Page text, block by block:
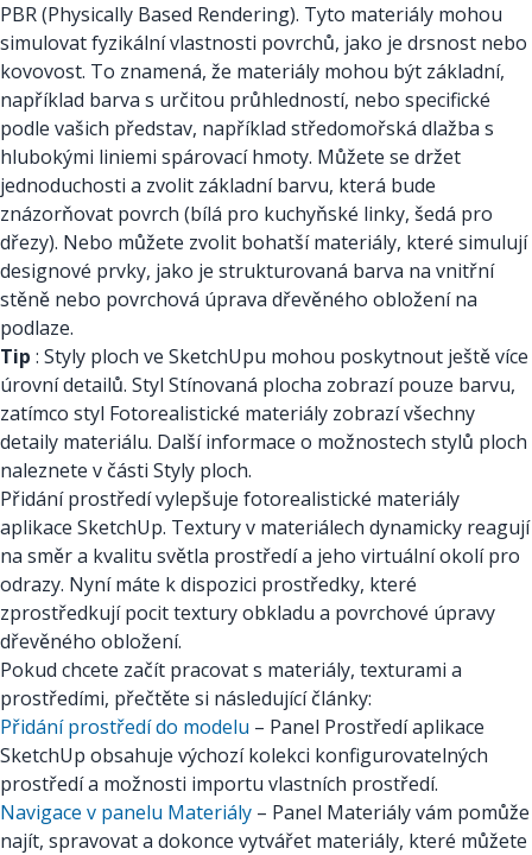
PBR (Physically Based Rendering). Tyto materiály mohou
simulovat fyzikální vlastnosti povrchů, jako je drsnost nebo
kovovost. To znamená, že materiály mohou být základní,
například barva s určitou průhledností, nebo specifické
podle vašich představ, například středomořská dlažba s
hlubokými liniemi spárovací hmoty. Můžete se držet
jednoduchosti a zvolit základní barvu, která bude
znázorňovat povrch (bílá pro kuchyňské linky, šedá pro
dřezy). Nebo můžete zvolit bohatší materiály, které simulují
designové prvky, jako je strukturovaná barva na vnitřní
stěně nebo povrchová úprava dřevěného obložení na
podlaze.
Tip : Styly ploch ve SketchUpu mohou poskytnout ještě více
úrovní detailů. Styl Stínovaná plocha zobrazí pouze barvu,
zatímco styl Fotorealistické materiály zobrazí všechny
detaily materiálu. Další informace o možnostech stylů ploch
naleznete v části Styly ploch.
Přidání prostředí vylepšuje fotorealistické materiály
aplikace SketchUp. Textury v materiálech dynamicky reagují
na směr a kvalitu světla prostředí a jeho virtuální okolí pro
odrazy. Nyní máte k dispozici prostředky, které
zprostředkují pocit textury obkladu a povrchové úpravy
dřevěného obložení.
Pokud chcete začít pracovat s materiály, texturami a
prostředími, přečtěte si následující články:
Přidání prostředí do modelu – Panel Prostředí aplikace
SketchUp obsahuje výchozí kolekci konfigurovatelných
prostředí a možnosti importu vlastních prostředí.
Navigace v panelu Materiály – Panel Materiály vám pomůže
najít, spravovat a dokonce vytvářet materiály, které můžete